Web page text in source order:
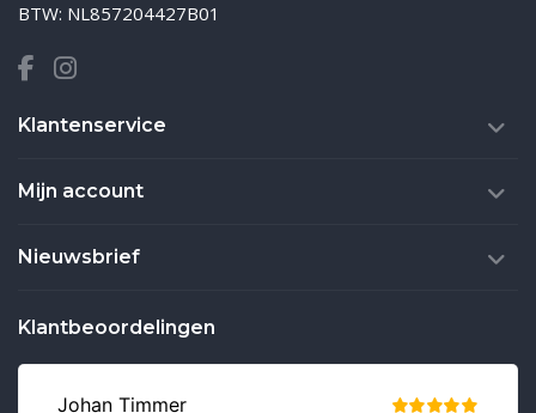
BTW: NL857204427B01
Klantenservice
Mijn account
Nieuwsbrief
Klantbeoordelingen